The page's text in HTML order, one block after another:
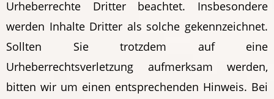
Urheberrechte Dritter beachtet. Insbesondere
werden Inhalte Dritter als solche gekennzeichnet.
Sollten Sie trotzdem auf eine
Urheberrechtsverletzung aufmerksam werden,
bitten wir um einen entsprechenden Hinweis. Bei